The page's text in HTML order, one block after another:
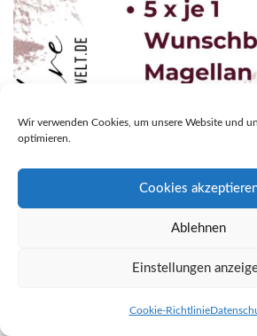
Wir verwenden Cookies, um unsere Website und
optimieren.
Cookies
Ablehnen
Einstellungen
Cookie-Richtlinie